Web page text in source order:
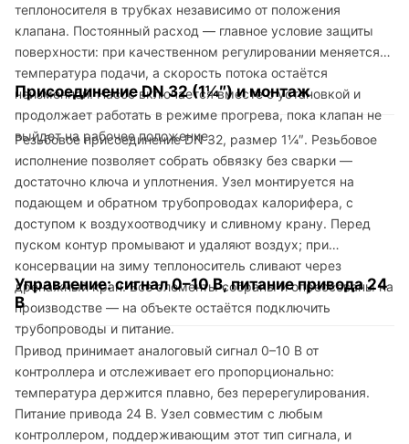
теплоносителя в трубках независимо от положения
клапана. Постоянный расход — главное условие защиты
поверхности: при качественном регулировании меняется
температура подачи, а скорость потока остаётся
неизменной. Насос включается вместе с установкой и
продолжает работать в режиме прогрева, пока клапан не
выйдет на рабочее положение.
Присоединение DN 32 (1¼″) и монтаж
Резьбовое присоединение DN 32, размер 1¼″. Резьбовое
исполнение позволяет собрать обвязку без сварки —
достаточно ключа и уплотнения. Узел монтируется на
подающем и обратном трубопроводах калорифера, с
доступом к воздухоотводчику и сливному крану. Перед
пуском контур промывают и удаляют воздух; при
консервации на зиму теплоноситель сливают через
дренажный кран. Все элементы собраны и опрессованы на
производстве — на объекте остаётся подключить
трубопроводы и питание.
Управление: сигнал 0–10 В, питание привода 24
В
Привод принимает аналоговый сигнал 0–10 В от
контроллера и отслеживает его пропорционально:
температура держится плавно, без перерегулирования.
Питание привода 24 В. Узел совместим с любым
контроллером, поддерживающим этот тип сигнала, и